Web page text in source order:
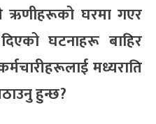
ऋणीहरूको घरमा गएर
घटनाहरू बाहिर
मध्यराति
हुन्छ?